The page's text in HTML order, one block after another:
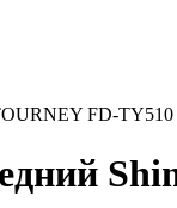
FD-TY510